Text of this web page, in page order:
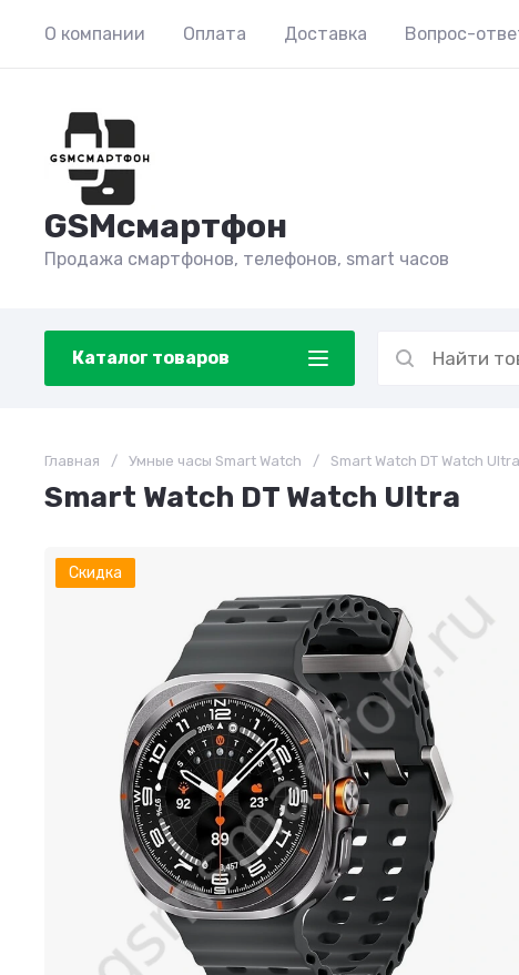
О компании Оплата Доставка Вопрос-
GSMсмартфон
Продажа смартфонов, телефонов, smart часов
Каталог товаров
Главная / Умные часы Smart Watch / Smart Watch DT Watch
Smart Watch DT Watch Ultra
Скидка